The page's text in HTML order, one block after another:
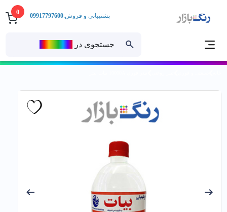
0
جستجوی در
پشتیبانی و فروش:09917797600